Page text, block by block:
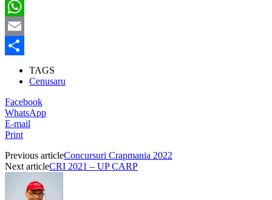
Twitter
WhatsApp
Email
Partajează
TAGS
Cenusaru
Facebook
WhatsApp
E-mail
Print
Previous articleConcursuri Crapmania 2022
Next articleCRI 2021 – UP CARP